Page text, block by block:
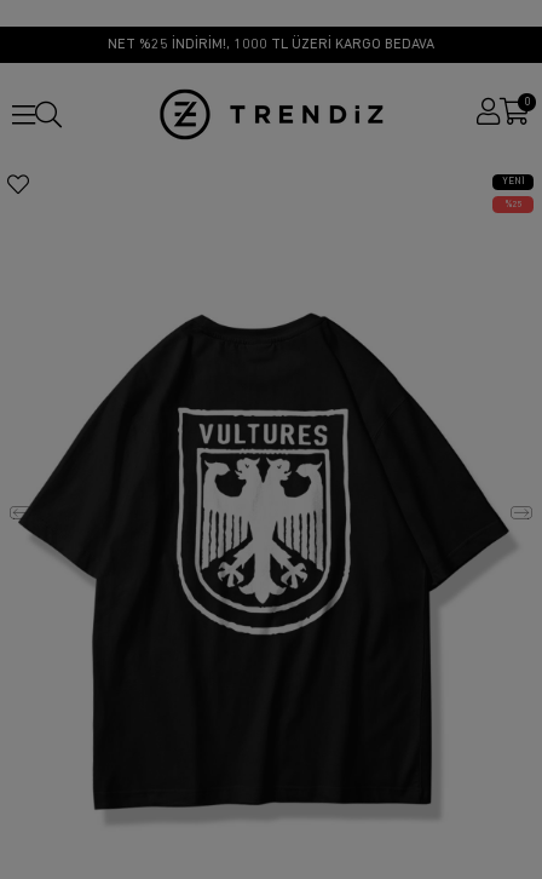
NET %25 İNDİRİM!, 1000 TL ÜZERİ KARGO BEDAVA
0
YENI
ÜRÜN
25